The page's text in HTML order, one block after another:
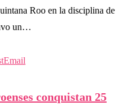
Roo en la disciplina de
un…
Email
conquistan 25